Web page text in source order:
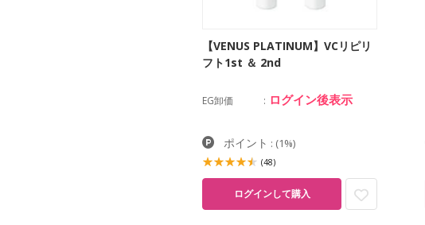
【VENUS PLATINUM】VCリピリ
フト1st ＆ 2nd
EG卸価 ログイン後表示
ポイント : (1%)
(48)
ログインして購入